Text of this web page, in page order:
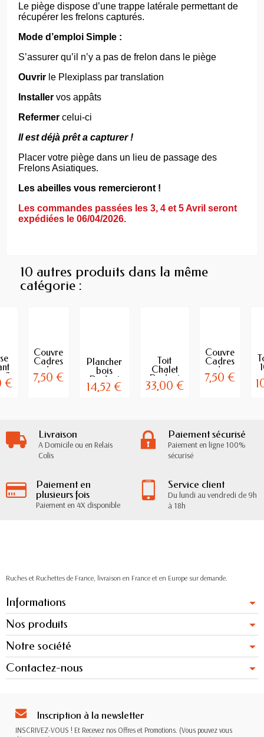
Le piège dispose d’une trappe latérale permettant de
récupérer les frelons capturés.
Mode d’emploi Simple :
S’assurer qu’il n’y a pas de frelon dans le piège
Ouvrir le Plexiplass par translation
Installer vos appâts
Refermer celui-ci
Il est déjà prêt a capturer !
Placer votre piège dans un lieu de passage des
Frelons Asiatiques.
Les abeilles vous remercieront !
Les commandes passées les 3, 4 et 5 Avril seront
expédiées le 06/04/2026.
10 autres produits dans la même
catégorie :
8
€
Couvre
Cadres
de
2,5cm
7,50 €
Plancher
bois
Dadant
10 cadres
14,52 €
Toit
Chalet
Dadant
10 cadres
33,00 €
Couvre
Cadres
de
2,5cm
7,50 €
Livraison
A Domicile ou en Relais
Colis
Paiement sécurisé
Paiement en ligne 100%
sécurisé
Paiement en
plusieurs fois
Paiement en 4X disponible
Service client
Du lundi au vendredi de 9h
à 18h
Ruches et Ruchettes de France, livraison en France et en Europe sur demande.
Informations
Nos produits
Notre société
Contactez-nous
Inscription à la newsletter
INSCRIVEZ-VOUS ! Et Recevez nos Offres et Promotions. (Vous pouvez vous